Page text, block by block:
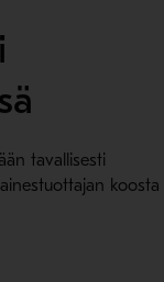
tavallisesti
koosta